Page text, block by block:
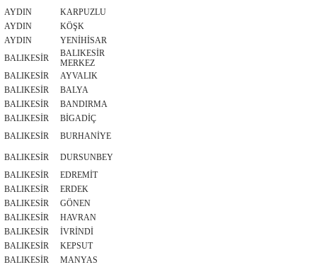
AYDIN
KARPUZLU
AYDIN
KÖŞK
AYDIN
YENİHİSAR
BALIKESİR
BALIKESİR
MERKEZ
BALIKESİR
AYVALIK
BALIKESİR
BALYA
BALIKESİR
BANDIRMA
BALIKESİR
BİGADİÇ
BALIKESİR
BURHANİYE
BALIKESİR
DURSUNBEY
BALIKESİR
EDREMİT
BALIKESİR
ERDEK
BALIKESİR
GÖNEN
BALIKESİR
HAVRAN
BALIKESİR
İVRİNDİ
BALIKESİR
KEPSUT
BALIKESİR
MANYAS